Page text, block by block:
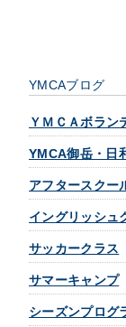
YMCAブログ
ＹＭＣＡボラン
YMCA御岳・日
アフタースクー
イングリッシュ
サッカークラス
サマーキャンプ
シーズンプログ